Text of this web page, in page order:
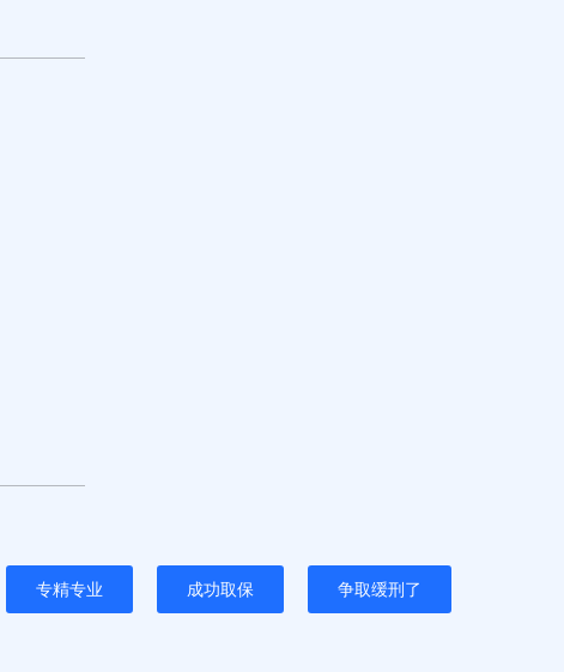
专精专业 成功取保 争取缓刑了